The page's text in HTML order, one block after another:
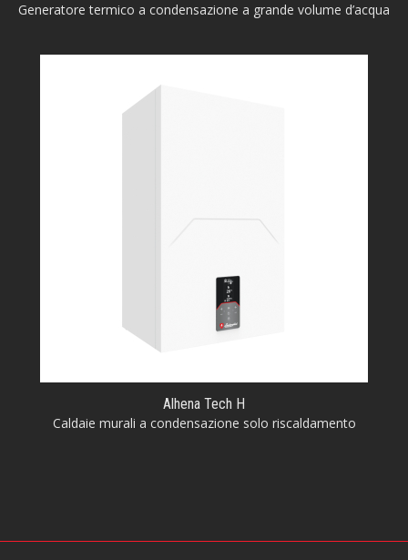
Generatore termico a condensazione a grande volume d’acqua
Alhena Tech H
Caldaie murali a condensazione solo riscaldamento